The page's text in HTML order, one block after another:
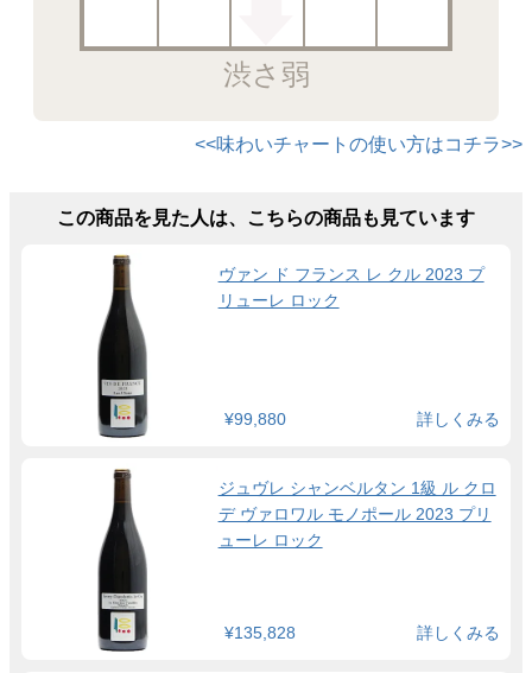
渋さ弱
<<味わいチャートの使い方はコチラ>>
この商品を見た人は、こちらの商品も見ています
ヴァン ド フランス レ クル 2023 プ
リューレ ロック
¥99,880 詳しくみる
ジュヴレ シャンベルタン 1級 ル クロ
デ ヴァロワル モノポール 2023 プリ
ューレ ロック
¥135,828 詳しくみる